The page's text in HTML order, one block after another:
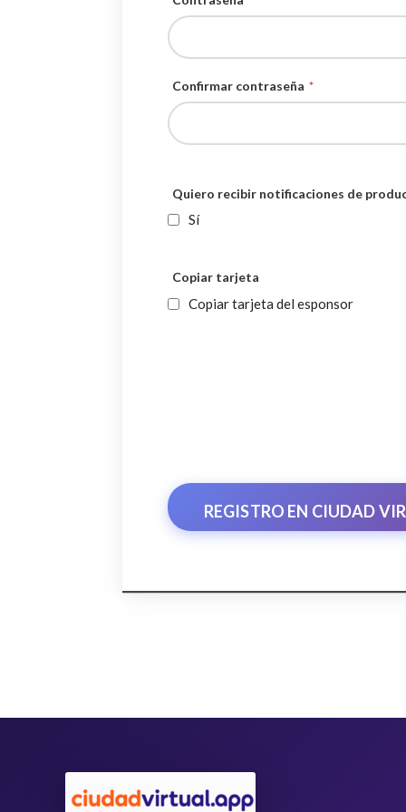
Confirmar contraseña *
Quiero recibir notificaciones de
Sí
Copiar tarjeta
Copiar tarjeta del esponsor
REGISTRO EN CIUDAD